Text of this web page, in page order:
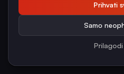
Prihvati
Samo
Prilagodi